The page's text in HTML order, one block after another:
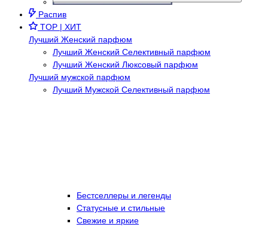
Распив
TOP | ХИТ
Лучший Женский парфюм
Лучший Женский Селективный парфюм
Лучший Женский Люксовый парфюм
Лучший мужской парфюм
Лучший Мужской Селективный парфюм
Бестселлеры и легенды
Статусные и стильные
Свежие и яркие